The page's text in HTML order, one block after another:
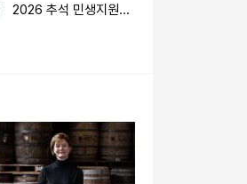
2026 추석 민생지원금 50만원 4차 지급일